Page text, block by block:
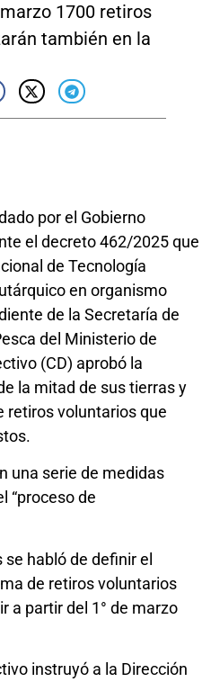
1700 retiros
también en la
por el Gobierno
el decreto 462/2025 que
de Tecnología
en organismo
de la Secretaría de
del Ministerio de
(CD) aprobó la
la mitad de sus tierras y
retiros voluntarios que
una serie de medidas
“proceso de
habló de definir el
de retiros voluntarios
a partir del 1° de marzo
instruyó a la Dirección